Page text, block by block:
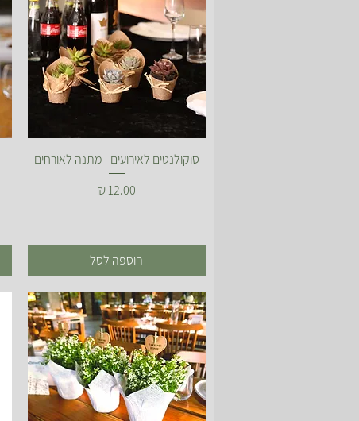
תצוגה מהירה
סוקולנטים לאירועים - מתנה לאורחים
מחיר
הוספה לסל